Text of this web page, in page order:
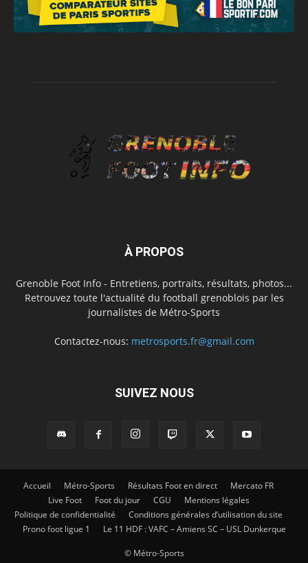
À PROPOS
Grenoble Foot Info - Entretiens, portraits, résultats, photos...
Retrouvez toute l'actualité du football grenoblois par les
journalistes de Métro-Sports
Contactez-nous: metrosports.fr@gmail.com
SUIVEZ NOUS
Accueil Métro-Sports Résultats Foot en direct
Mercato FR
Live Foot
Foot du jour CGU
Mentions légales
Politique de confidentialité
Conditions générales d’utilisation du site
Prono foot ligue 1
Le 11 HDF : VAFC – Amiens SC – USL Dunkerque
© Métro-Sports